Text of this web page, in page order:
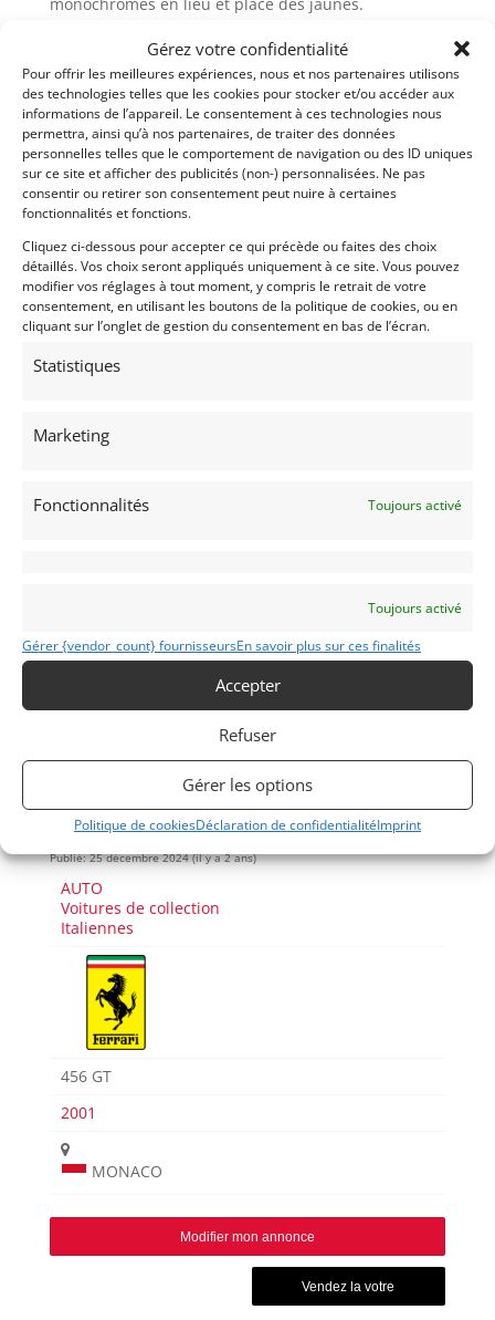
Gérez votre confidentialité
Pour offrir les meilleures expériences, nous et nos partenaires utilisons
des technologies telles que les cookies pour stocker et/ou accéder aux
informations de l’appareil. Le consentement à ces technologies nous
permettra, ainsi qu’à nos partenaires, de traiter des données
personnelles telles que le comportement de navigation ou des ID uniques
sur ce site et afficher des publicités (non-) personnalisées. Ne pas
consentir ou retirer son consentement peut nuire à certaines
fonctionnalités et fonctions.
Cliquez ci-dessous pour accepter ce qui précède ou faites des choix
détaillés. Vos choix seront appliqués uniquement à ce site. Vous pouvez
modifier vos réglages à tout moment, y compris le retrait de votre
consentement, en utilisant les boutons de la politique de cookies, ou en
cliquant sur l’onglet de gestion du consentement en bas de l’écran.
Statistiques
Marketing
Fonctionnalités Toujours activé
Toujours activé
Gérer {vendor_count} fournisseursEn savoir plus sur ces finalités
Accepter
Refuser
Gérer les options
Politique de cookiesDéclaration de confidentialitéImprint
A l’intérieur : une refonte complète de la planche de
bord avec une meilleure intégration des airbags et le
retour à un volant 3 branches ; la conservation
uniquement de 3 manomètres en partie centrale
tandis que les 2 autres sont déportés dans le
tableau de bord ; un nouvel autoradio ; l’accoudoir
arrière qui peut être relevé avec disparition du
rangement associé.
Entre 1998 et 2004, 688 exemplaires sont
commercialisés en boite manuelle et 650 en boite
automatique.
Notre 456 GTAM se présente dans une superbe
livrée noire. Elle affiche 77 247 Km. Elle vient avec
Elle vient avec son carnet. Pour plus de
Voir les 224 annonces deDPM Motors
Publié: 25 décembre 2024 (il y a 2 ans)
AUTO
Voitures de collection
Italiennes
456 GT
2001
MONACO
Modifier mon annonce